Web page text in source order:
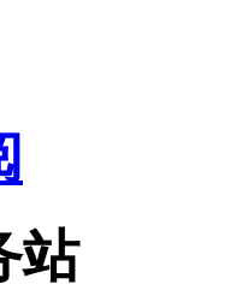
站